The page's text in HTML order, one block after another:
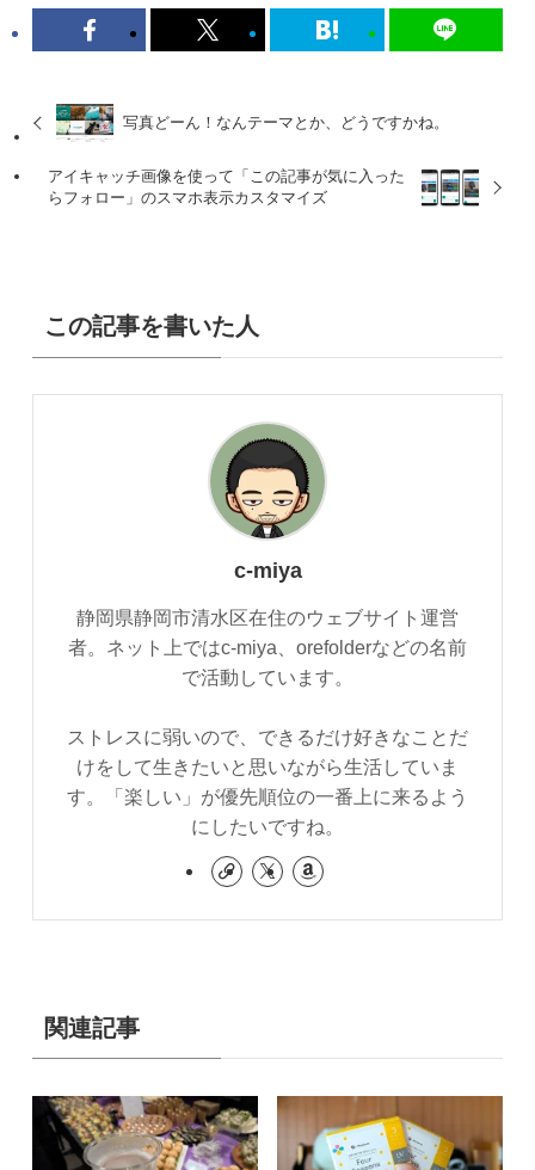
写真どーん！なんテーマとか、どうですかね。
アイキャッチ画像を使って「この記事が気に入った
らフォロー」のスマホ表示カスタマイズ
この記事を書いた人
c-miya
静岡県静岡市清水区在住のウェブサイト運営
者。ネット上ではc-miya、orefolderなどの名前
で活動しています。
ストレスに弱いので、できるだけ好きなことだ
けをして生きたいと思いながら生活していま
す。「楽しい」が優先順位の一番上に来るよう
にしたいですね。
関連記事